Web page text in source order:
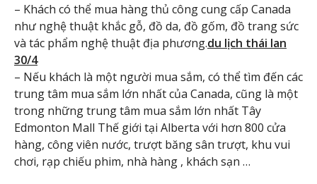
– Khách có thể mua hàng thủ công cung cấp Canada
như nghệ thuật khắc gỗ, đồ da, đồ gốm, đồ trang sức
và tác phẩm nghệ thuật địa phương.du lịch thái lan
30/4
– Nếu khách là một người mua sắm, có thể tìm đến các
trung tâm mua sắm lớn nhất của Canada, cũng là một
trong những trung tâm mua sắm lớn nhất Tây
Edmonton Mall Thế giới tại Alberta với hơn 800 cửa
hàng, công viên nước, trượt băng sân trượt, khu vui
chơi, rạp chiếu phim, nhà hàng , khách sạn …